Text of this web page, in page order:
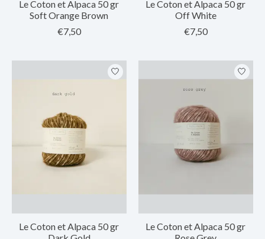
Le Coton et Alpaca 50 gr
Soft Orange Brown
€7,50
Le Coton et Alpaca 50 gr
Off White
€7,50
Le Coton et Alpaca 50 gr
Le Coton et Alpaca 50 gr